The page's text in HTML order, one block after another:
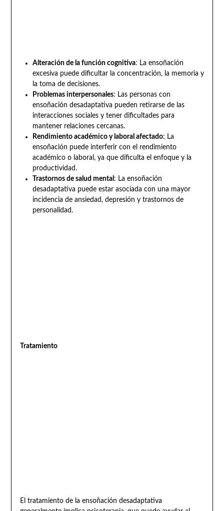
Alteración de la función cognitiva: La ensoñación
excesiva puede dificultar la concentración, la memoria y
la toma de decisiones.
Problemas interpersonales: Las personas con
ensoñación desadaptativa pueden retirarse de las
interacciones sociales y tener dificultades para
mantener relaciones cercanas.
Rendimiento académico y laboral afectado: La
ensoñación puede interferir con el rendimiento
académico o laboral, ya que dificulta el enfoque y la
productividad.
Trastornos de salud mental : La ensoñación
desadaptativa puede estar asociada con una mayor
incidencia de ansiedad, depresión y trastornos de
personalidad.
Tratamiento
El tratamiento de la ensoñación desadaptativa